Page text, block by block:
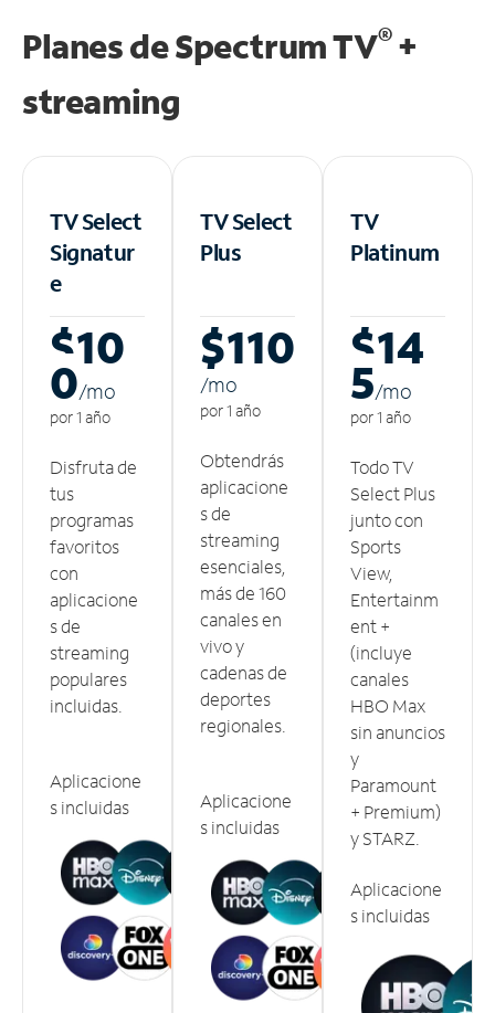
Planes de Spectrum TV®+
streaming
TV Select
Signatur
e
$10
0/mo
por 1 año
Disfruta de
tus
programas
favoritos
con
aplicacione
s de
streaming
populares
incluidas.
Aplicacione
s incluidas
TV Select
Plus
$110
/mo
por 1 año
Obtendrás
aplicacione
s de
streaming
esenciales,
más de 160
canales en
vivo y
cadenas de
deportes
regionales.
Aplicacione
s incluidas
TV
Platinum
$14
5/mo
por 1 año
Todo TV
Select Plus
junto con
Sports
View,
Entertainm
ent +
(incluye
canales
HBO Max
sin anuncios
y
Paramount
+ Premium)
y STARZ.
Aplicacione
s incluidas